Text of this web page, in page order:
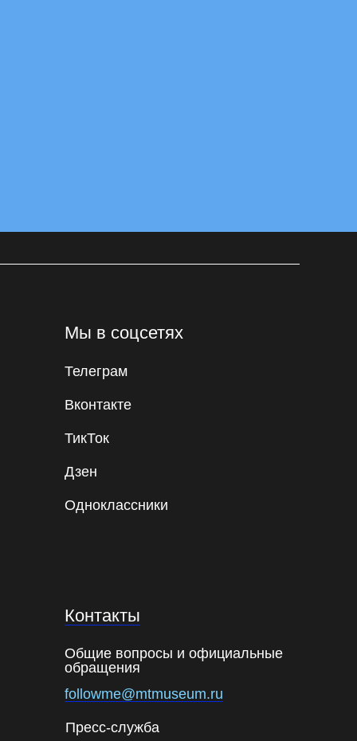
Пресс-служба
Общие вопросы и официальные
обращения
followme@mtmuseum.ru
Контакты
Вконтакте
ТикТок
Дзен
Одноклассники
Телеграм
Мы в соцсетях